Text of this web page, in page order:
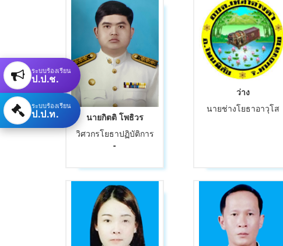
นายกิตติ โพธิวร
วิศวกรโยธาปฏิบัติการ
-
ว่าง
นายช่างโยธาอาวุโส
ระบบร้องเรียน
ป.ป.ช.
ระบบร้องเรียน
ป.ป.ท.